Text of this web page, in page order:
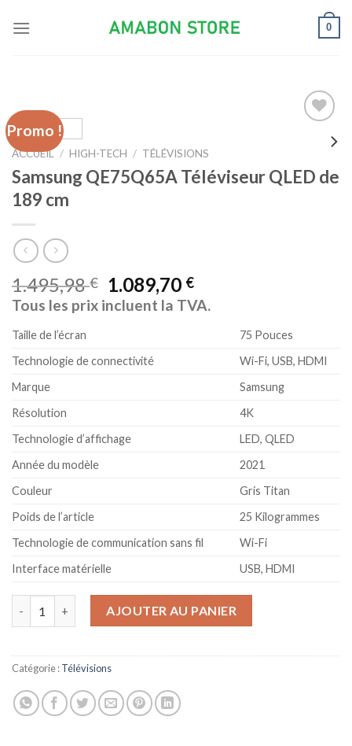
0
Promo !
Ajouter
à la liste
ACCUEIL / HIGH-TECH / TÉLÉVISIONS
Samsung QE75Q65A Téléviseur QLED de
189 cm
1.495,98€ 1.089,70 €
Tous les prix incluent la TVA.
Taille de l’écran
75 Pouces
Technologie de connectivité
Wi-Fi, USB, HDMI
Marque
Samsung
Résolution
4K
Technologie d’affichage
LED, QLED
Année du modèle
2021
Couleur
Gris Titan
Poids de l’article
25 Kilogrammes
Technologie de communication sans fil
Wi-Fi
Interface matérielle
USB, HDMI
quantité de Samsung QE75Q65A Téléviseur QLED de 189 cm
AJOUTER AU PANIER
Catégorie :Télévisions